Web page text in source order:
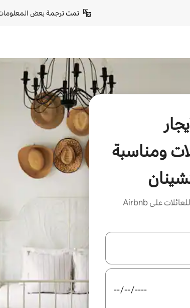
تمت ترجمة بعض المعلومات
ومناسبة
اعثر على بيوت فريدة مناسبة للعائلات على Airbnb
السهمين لأعلى ولأسفل أو استكشف عن طريق اللمس أو السحب.